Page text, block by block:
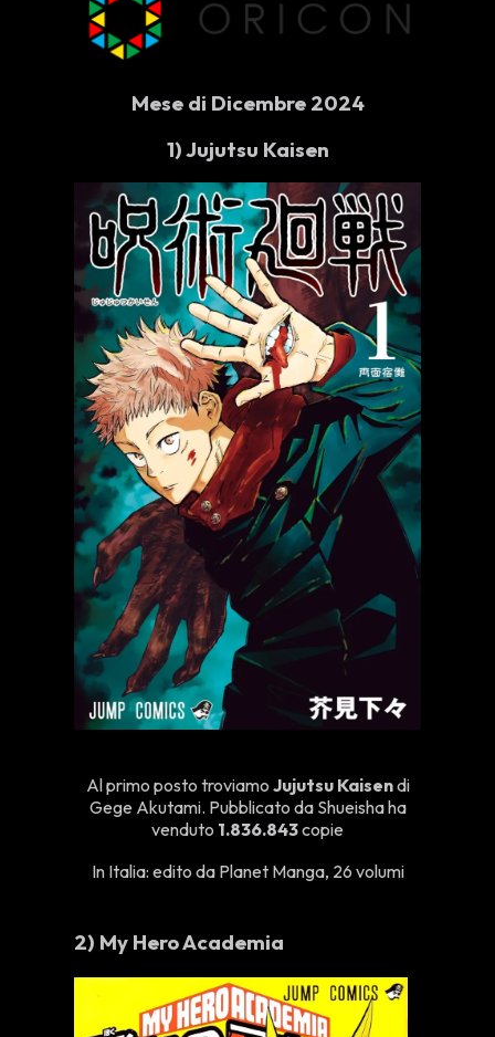
Mese di Dicembre 2024
1)Jujutsu Kaisen
Al primo posto troviamo Jujutsu Kaisendi
Gege Akutami. Pubblicato da Shueisha ha
venduto 1.836.843copie
In Italia: edito da Planet Manga, 26 volumi
2) My Hero Academia